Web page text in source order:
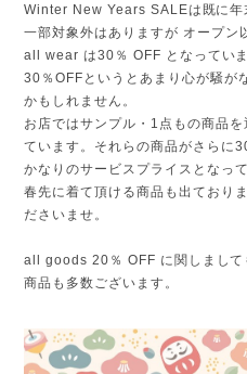
Winter New Years SALEは既に年
一部対象外はありますが オープ
all wear は30％ OFF となっていま
30％OFFというとあまり心が騒が
かもしれません。
お店ではサンプル・1点もの商品
ています。それらの商品がさらに
かなりのサービスプライスとなっ
春先に着て頂ける商品も出ており
ださいませ。
all goods 20％ OFF に関しまして
商品も多数ございます。